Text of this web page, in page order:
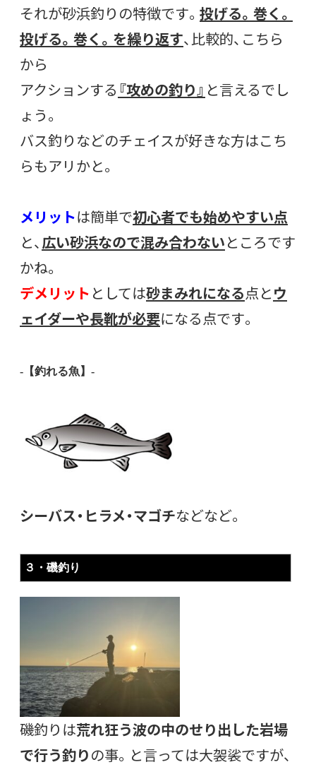
それが砂浜釣りの特徴です。 投げる。巻く。
投げる。巻く。を繰り返す、比較的、こちら
から
アクションする 『攻めの釣り』 と言えるでし
ょう。
バス釣りなどのチェイスが好きな方はこち
らもアリかと。
メリットは簡単で初心者でも始めやすい点
と、 広い砂浜なので混み合わないところです
かね。
デメリット としては砂まみれになる点とウ
ェイダーや長靴が必要になる点です。
-【釣れる魚】-
シーバス・ヒラメ・マゴチなどなど。
３・磯釣り
磯釣りは荒れ狂う波の中のせり出した岩場
で行う釣りの事。と言っては大袈裟ですが、